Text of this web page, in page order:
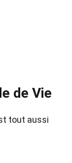
de Vie
tout aussi